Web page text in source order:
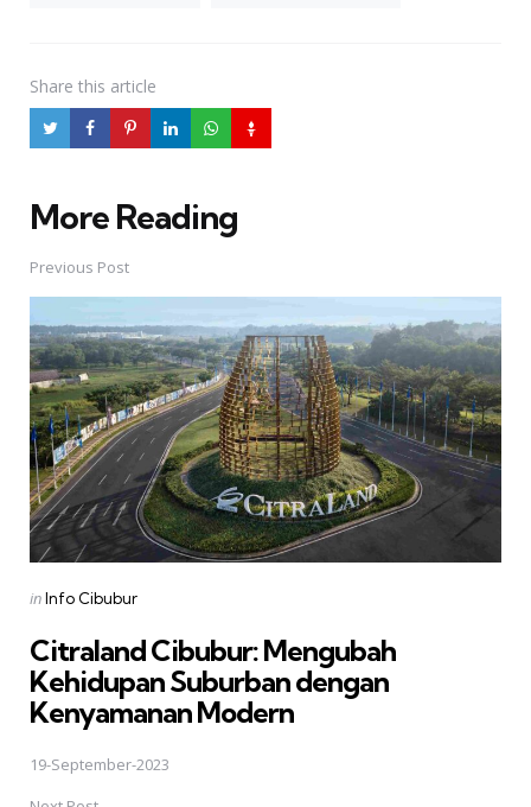
Share this article
More Reading
Post
navigation
Previous Post
Posted
inInfo Cibubur
Citraland Cibubur: Mengubah
Kehidupan Suburban dengan
Kenyamanan Modern
19-September-2023